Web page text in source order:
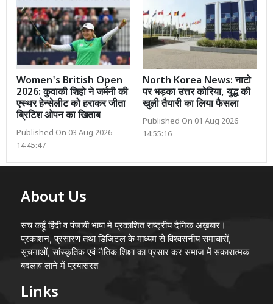
Women's British Open
2026: कुवाकी शिहो ने जर्मनी की
एस्थर हेन्सेलीट को हराकर जीता
ब्रिटिश ओपन का खिताब
Published On 03 Aug 2026
14:45:47
North Korea News: नाटो
पर भड़का उत्तर कोरिया, युद्ध की
खुली तैयारी का लिया फैसला
Published On 01 Aug 2026
14:55:16
About Us
सच कहूँ हिंदी व पंजाबी भाषा मे प्रकाशित राष्ट्रीय दैनिक अख़बार।
प्रकाशन, प्रसारण तथा डिजिटल के माध्यम से विश्वसनीय समाचारों,
सूचनाओं, सांस्कृतिक एवं नैतिक शिक्षा का प्रसार कर समाज में सकारात्मक
बदलाव लाने में प्रयासरत
Links